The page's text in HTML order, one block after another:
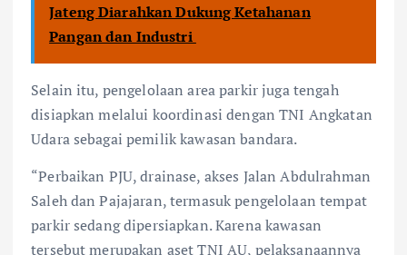
Jateng Diarahkan Dukung Ketahanan
Pangan dan Industri
Selain itu, pengelolaan area parkir juga tengah
disiapkan melalui koordinasi dengan TNI Angkatan
Udara sebagai pemilik kawasan bandara.
“Perbaikan PJU, drainase, akses Jalan Abdulrahman
Saleh dan Pajajaran, termasuk pengelolaan tempat
parkir sedang dipersiapkan. Karena kawasan
tersebut merupakan aset TNI AU, pelaksanaannya